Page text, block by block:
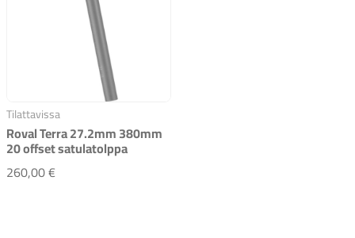
Tilattavissa
Roval Terra 27.2mm 380mm
20 offset satulatolppa
260,00 €Roval Terra 27.2mm 380mm 20 offset satulatolppa